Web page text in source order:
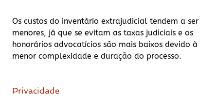
Os custos do inventário extrajudicial tendem a ser
menores, já que se evitam as taxas judiciais e os
honorários advocatícios são mais baixos devido à
menor complexidade e duração do processo.
Privacidade